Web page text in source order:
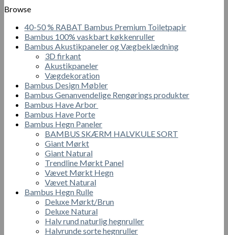
varianter.
kan
vælges
varesiden
Browse
40-50 % RABAT Bambus Premium Toiletpapir
Bambus 100% vaskbart køkkenruller
Bambus Akustikpaneler og Vægbeklædning
3D firkant
Akustikpaneler
Vægdekoration
Bambus Design Møbler
Bambus Genanvendelige Rengørings produkter
Bambus Have Arbor
Bambus Have Porte
Bambus Hegn Paneler
BAMBUS SKÆRM HALVKULE SORT
Giant Mørkt
Giant Natural
Trendline Mørkt Panel
Vævet Mørkt Hegn
Vævet Natural
Bambus Hegn Rulle
Deluxe Mørkt/Brun
Deluxe Natural
Halv rund naturlig hegnruller
Halvrunde sorte hegnruller